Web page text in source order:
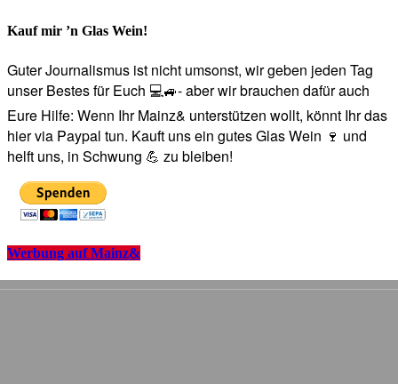
Kauf mir ’n Glas Wein!
Guter Journalismus ist nicht umsonst, wir geben jeden Tag
unser Bestes für Euch 💻🚙- aber wir brauchen dafür auch
Eure Hilfe: Wenn Ihr Mainz& unterstützen wollt, könnt Ihr das
hier via Paypal tun. Kauft uns ein gutes Glas Wein 🍷 und
helft uns, in Schwung 💪 zu bleiben!
Werbung auf Mainz&